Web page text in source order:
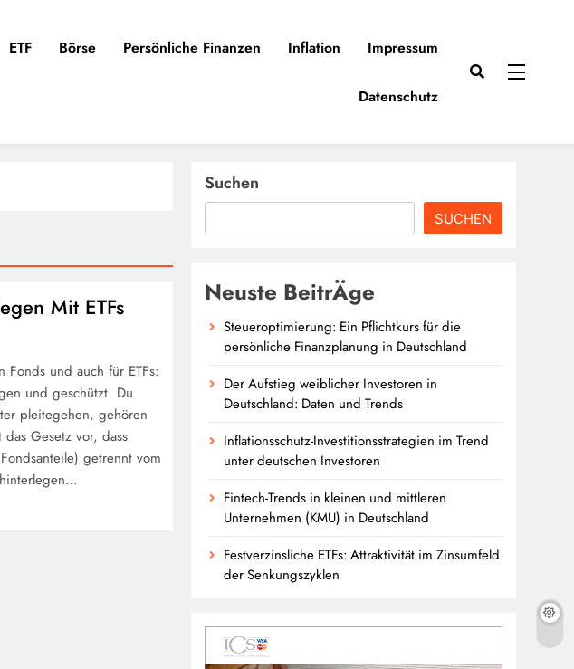
ETF Börse Persönliche Finanzen Inflation Impressum
Datenschutz
Mit ETFs
und auch für ETFs:
und geschützt. Du
pleitegehen, gehören
Gesetz vor, dass
getrennt vom
Suchen
SUCHEN
Neuste BeitrÄge
Steueroptimierung: Ein Pflichtkurs für die
persönliche Finanzplanung in Deutschland
Der Aufstieg weiblicher Investoren in
Deutschland: Daten und Trends
Inflationsschutz-Investitionsstrategien im Trend
unter deutschen Investoren
Fintech-Trends in kleinen und mittleren
Unternehmen (KMU) in Deutschland
Festverzinsliche ETFs: Attraktivität im Zinsumfeld
der Senkungszyklen